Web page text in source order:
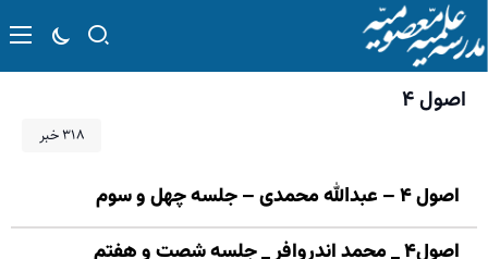
اصول ۴
۳۱۸ خبر
اصول ۴ – عبدالله محمدی – جلسه چهل و سوم
اصول۴ _ محمد اندروافر _ جلسه شصت و هفتم